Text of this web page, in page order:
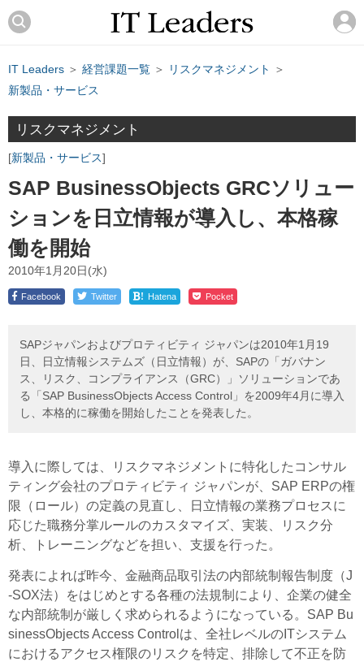
IT Leaders ＞ 経営課題一覧 ＞ リスクマネジメント
＞
新製品・サービス
リスクマネジメント
新製品・サービス
SAP BusinessObjects GRCソリュー
ションを日立情報が導入し、本格稼
働を開始
2010年1月20日(水)
Facebook Twitter ! Hatena Pocket
SAPジャパンおよびプロティビティ ジャパンは2010年1月19
日、日立情報システムズ（日立情報）が、SAPの「ガバナン
ス、リスク、コンプライアンス（GRC）」ソリューションであ
る「SAP BusinessObjects Access Control」を2009年4月に導入
し、本格的に稼働を開始したことを発表した。
導入に際しては、リスクマネジメントに特化したコンサル
ティング会社のプロティビティ ジャパンが、SAP ERPの権
限（ロール）の定義の見直し、日立情報の業務プロセスに
応じた職務分掌ルールのカスタマイズ、実装、リスク分
析、トレーニングなどを担い、支援を行った。
発表によれば昨今、金融商品取引法の内部統制報告制度（J
-SOX法）をはじめとする各種の法規制により、企業の健全
な内部統制が厳しく求められるようになっている。SAP Bu
sinessObjects Access Controlは、全社レベルのITシステム
におけるアクセス権限のリスクを特定、排除して不正を防